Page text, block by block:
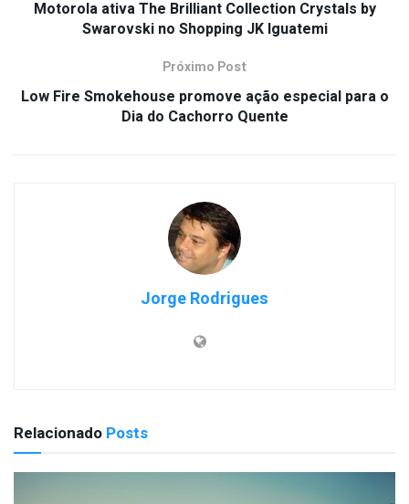
Motorola ativa The Brilliant Collection Crystals by
Swarovski no Shopping JK Iguatemi
Próximo Post
Low Fire Smokehouse promove ação especial para o
Dia do Cachorro Quente
Jorge Rodrigues
Relacionado Posts